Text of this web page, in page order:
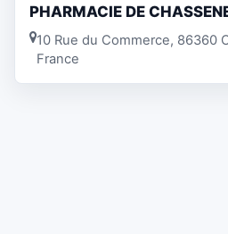
PHARMACIE DE
10 Rue du Commerce, 86360
France